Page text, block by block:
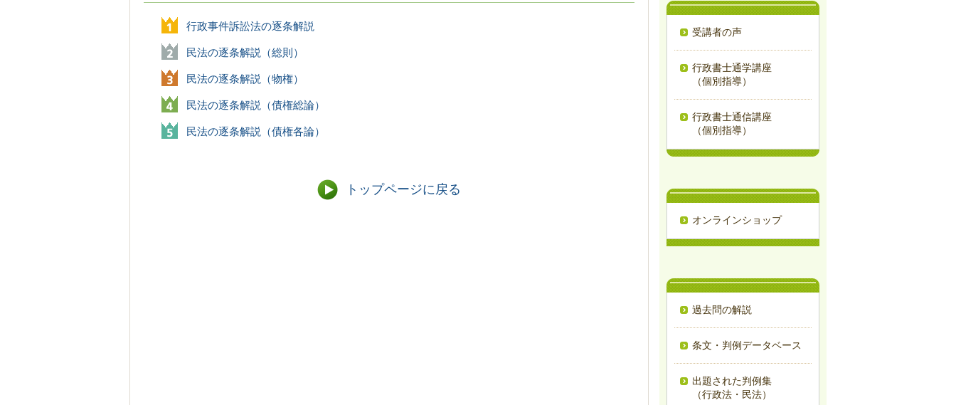
行政事件訴訟法の逐条解説
民法の逐条解説（総則）
民法の逐条解説（物権）
民法の逐条解説（債権総論）
民法の逐条解説（債権各論）
トップページに戻る
受講者の声
行政書士通学講座
（個別指導）
行政書士通信講座
（個別指導）
オンラインショップ
過去問の解説
条文・判例データベース
出題された判例集
（行政法・民法）